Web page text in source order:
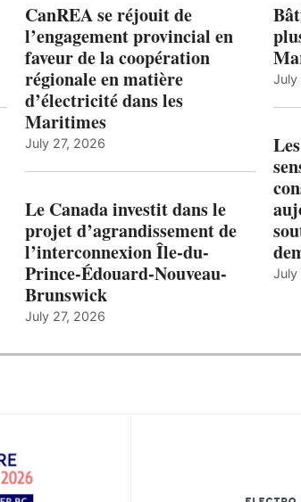
CanREA se réjouit de
l’engagement provincial en
faveur de la coopération
régionale en matière
d’électricité dans les
Maritimes
July 27, 2026
Le Canada investit dans le
projet d’agrandissement de
l’interconnexion Île-du-
Prince-Édouard-Nouveau-
Brunswick
July 27, 2026
July
July